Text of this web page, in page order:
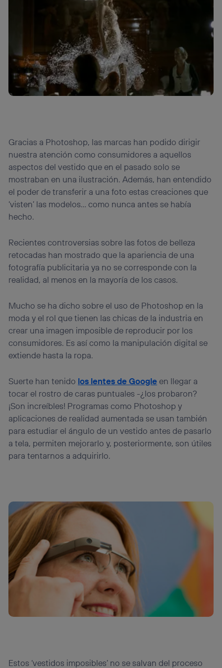
Gracias a Photoshop, las marcas han podido dirigir
nuestra atención como consumidores a aquellos
aspectos del vestido que en el pasado solo se
mostraban en una ilustración. Además, han entendido
el poder de transferir a una foto estas creaciones que
‘visten’ las modelos… como nunca antes se había
hecho.
Recientes controversias sobre las fotos de belleza
retocadas han mostrado que la apariencia de una
fotografía publicitaria ya no se corresponde con la
realidad, al menos en la mayoría de los casos.
Mucho se ha dicho sobre el uso de Photoshop en la
moda y el rol que tienen las chicas de la industria en
crear una imagen imposible de reproducir por los
consumidores. Es así como la manipulación digital se
extiende hasta la ropa.
Suerte han tenido los lentes de Googleen llegar a
tocar el rostro de caras puntuales -¿los probaron?
¡Son increíbles! Programas como Photoshop y
aplicaciones de realidad aumentada se usan también
para estudiar el ángulo de un vestido antes de pasarlo
a tela, permiten mejorarlo y, posteriormente, son útiles
para tentarnos a adquirirlo.
Estos ‘vestidos imposibles’ no se salvan del proceso
Este identificador se asigna a la conexión de internet, por
lo que cualquier persona que conecte su dispositivo y
consienta el uso de la tecnología recibirá el mismo
identificador. Típicamente:
Si utilizas unaconexión de banda ancha
(p. ej., Wi-Fi),
el marketing o análisis se realizará en función de las
actividades de navegación de los miembros del hogar
que hayan dado su consentimiento.
Si utilizasdatos móviles, el marketing será más
“Administrar Utiq” en la parte inferior de esta página web o
visitando el portal de privacidad de Utiq
(“consenthub”) . Para más información, consulta
la política de privacidad de Utiq.